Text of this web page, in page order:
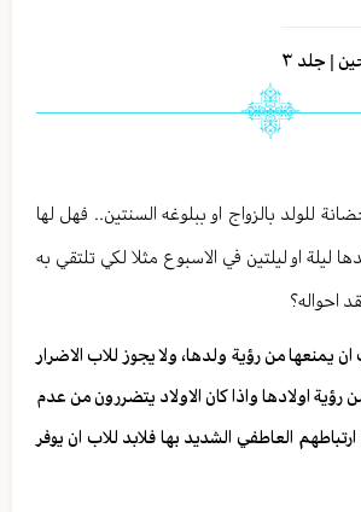
| جلد ٣
للولد بالزواج او ببلوغه السنتين.. فهل لها
ليلة او ليلتين في الاسبوع مثلا لكي تلتقي به
احواله؟
ان يمنعها من رؤية ولدها، ولا يجوز للاب الاضرار
رؤية اولادها واذا كان الاولاد يتضررون من عدم
العاطفي الشديد بها فلابد للاب ان يوفر